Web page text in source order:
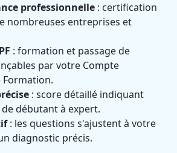
professionnelle : certification
nombreuses entreprises et
: formation et passage de
par votre Compte
Formation.
: score détaillé indiquant
débutant à expert.
: les questions s'ajustent à votre
diagnostic précis.